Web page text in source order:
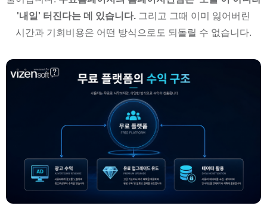
'내일' 터진다는 데 있습니다. 그리고 그때 이미 잃어버린
시간과 기회비용은 어떤 방식으로도 되돌릴 수 없습니다.